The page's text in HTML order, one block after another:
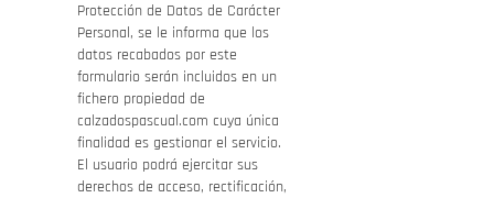
Protección de Datos de Carácter
Personal, se le informa que los
datos recabados por este
formulario serán incluidos en un
fichero propiedad de
calzadospascual.com cuya única
finalidad es gestionar el servicio.
El usuario podrá ejercitar sus
derechos de acceso, rectificación,